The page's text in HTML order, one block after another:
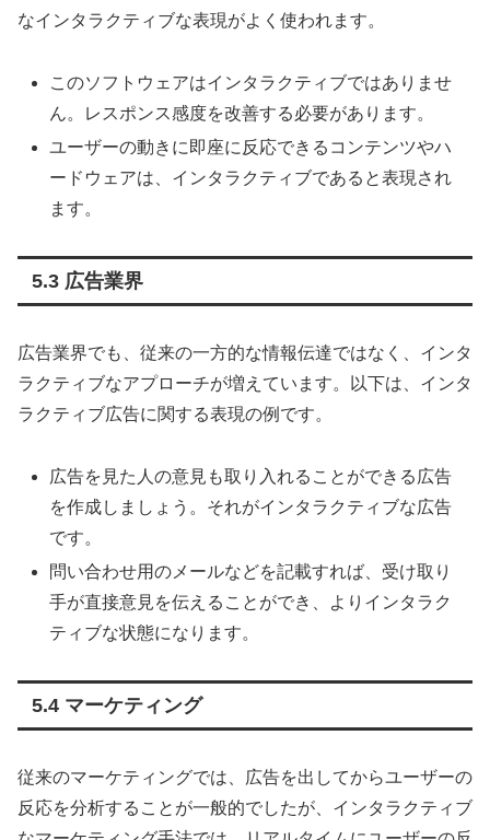
なインタラクティブな表現がよく使われます。
このソフトウェアはインタラクティブではありませ
ん。レスポンス感度を改善する必要があります。
ユーザーの動きに即座に反応できるコンテンツやハ
ードウェアは、インタラクティブであると表現され
ます。
5.3 広告業界
広告業界でも、従来の一方的な情報伝達ではなく、インタ
ラクティブなアプローチが増えています。以下は、インタ
ラクティブ広告に関する表現の例です。
広告を見た人の意見も取り入れることができる広告
を作成しましょう。それがインタラクティブな広告
です。
問い合わせ用のメールなどを記載すれば、受け取り
手が直接意見を伝えることができ、よりインタラク
ティブな状態になります。
5.4 マーケティング
従来のマーケティングでは、広告を出してからユーザーの
反応を分析することが一般的でしたが、インタラクティブ